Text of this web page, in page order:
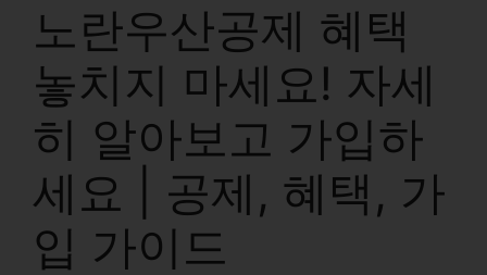
노란우산공제 혜택
놓치지 마세요! 자세
히 알아보고 가입하
세요 | 공제, 혜택, 가
입 가이드